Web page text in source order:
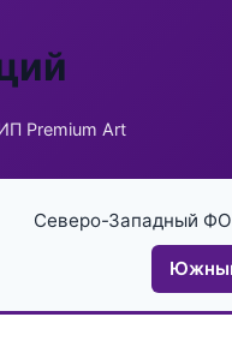
Premium Art
Северо-Западный ФО